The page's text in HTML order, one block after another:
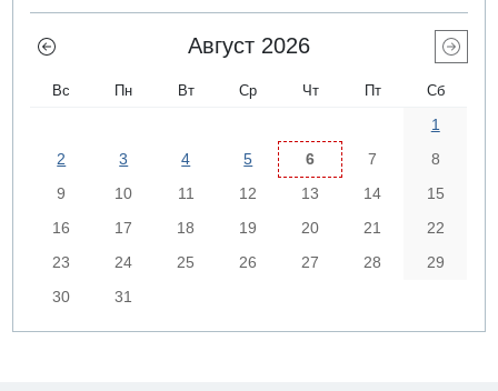
Август 2026
Вс Пн Вт Ср Чт Пт Сб
1
2
3 4 5 6 7
8
9
10 11 12 13 14
15
16
17 18 19 20 21
22
23
24 25 26 27 28
29
30
31